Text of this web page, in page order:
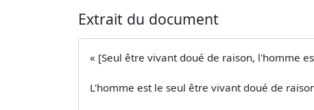
Extrait du document
« [Seul être vivant doué de raison, l'homme
L'homme est le seul être vivant doué de